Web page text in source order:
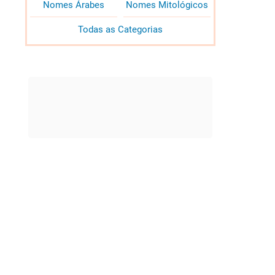
Nomes Árabes Nomes Mitológicos
Todas as Categorias